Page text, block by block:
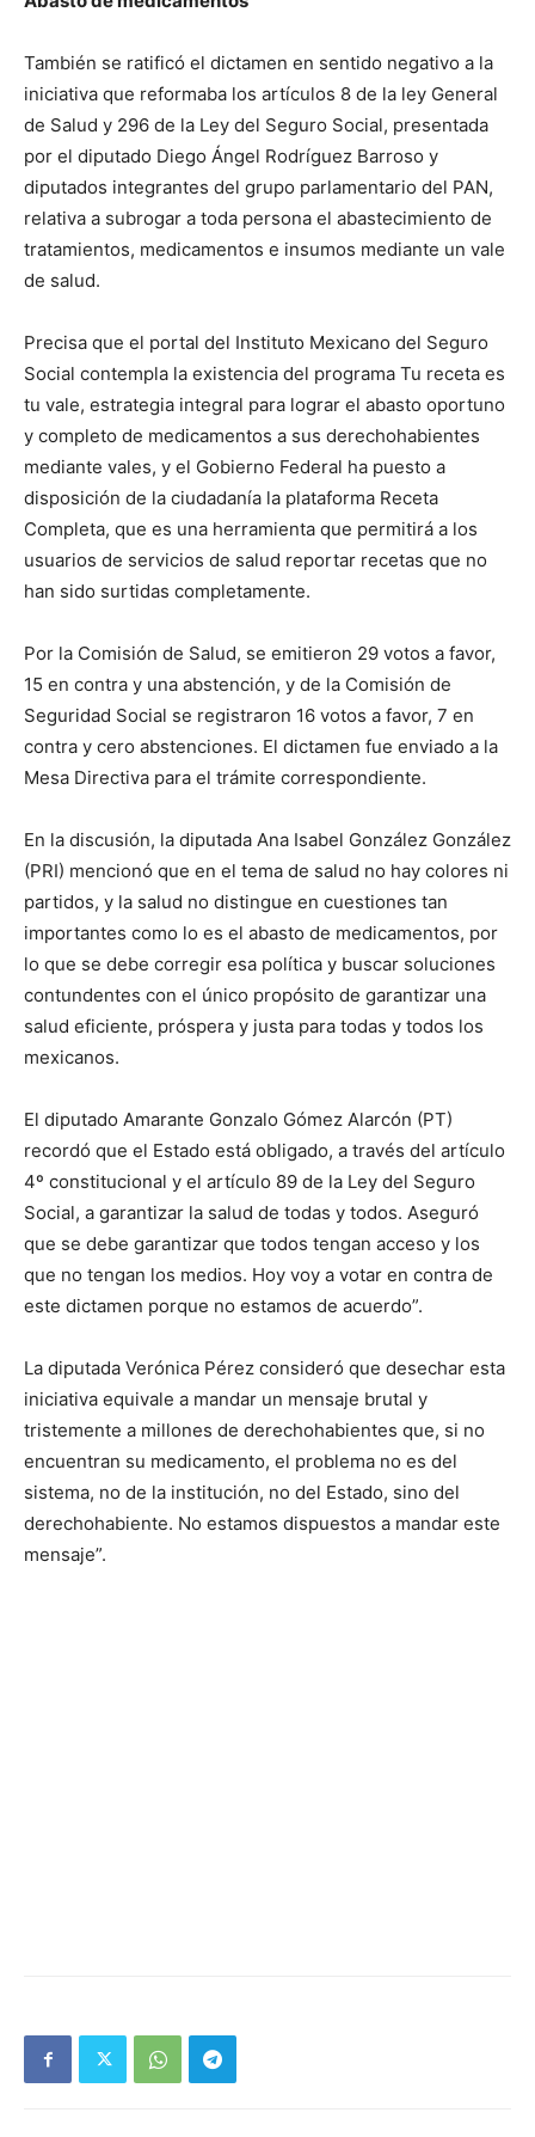
También se ratificó el dictamen en sentido negativo a la
iniciativa que reformaba los artículos 8 de la ley General
de Salud y 296 de la Ley del Seguro Social, presentada
por el diputado Diego Ángel Rodríguez Barroso y
diputados integrantes del grupo parlamentario del PAN,
relativa a subrogar a toda persona el abastecimiento de
tratamientos, medicamentos e insumos mediante un vale
de salud.
Precisa que el portal del Instituto Mexicano del Seguro
Social contempla la existencia del programa Tu receta es
tu vale, estrategia integral para lograr el abasto oportuno
y completo de medicamentos a sus derechohabientes
mediante vales, y el Gobierno Federal ha puesto a
disposición de la ciudadanía la plataforma Receta
Completa, que es una herramienta que permitirá a los
usuarios de servicios de salud reportar recetas que no
han sido surtidas completamente.
Por la Comisión de Salud, se emitieron 29 votos a favor,
15 en contra y una abstención, y de la Comisión de
Seguridad Social se registraron 16 votos a favor, 7 en
contra y cero abstenciones. El dictamen fue enviado a la
Mesa Directiva para el trámite correspondiente.
En la discusión, la diputada Ana Isabel González González
(PRI) mencionó que en el tema de salud no hay colores ni
partidos, y la salud no distingue en cuestiones tan
importantes como lo es el abasto de medicamentos, por
lo que se debe corregir esa política y buscar soluciones
contundentes con el único propósito de garantizar una
salud eficiente, próspera y justa para todas y todos los
mexicanos.
El diputado Amarante Gonzalo Gómez Alarcón (PT)
recordó que el Estado está obligado, a través del artículo
4º constitucional y el artículo 89 de la Ley del Seguro
Social, a garantizar la salud de todas y todos. Aseguró
que se debe garantizar que todos tengan acceso y los
que no tengan los medios. Hoy voy a votar en contra de
este dictamen porque no estamos de acuerdo”.
La diputada Verónica Pérez consideró que desechar esta
iniciativa equivale a mandar un mensaje brutal y
tristemente a millones de derechohabientes que, si no
encuentran su medicamento, el problema no es del
sistema, no de la institución, no del Estado, sino del
derechohabiente. No estamos dispuestos a mandar este
mensaje”.